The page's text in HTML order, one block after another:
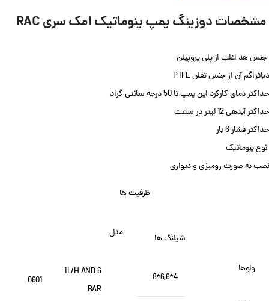
مشخصات دوزینگ پمپ پنوماتیک امک سری RAC
جنس هد اغلب از پلی پروپیلن
دیافراگم آن از جنس تفلن PTFE
حداکثر دمای کارکرد این پمپ تا 50 درجه سانتی گراد
حداکثر آبدهی 12 لیتر در ساعت
حداکثر فشار 6 بار
نوع پنوماتیک
نصب به صورت رومیزی و دیواری
ظرفیت ها
ولوها
شیلنگ ها
4*6,6*8
مدل
1L/H AND 6
BAR
0601